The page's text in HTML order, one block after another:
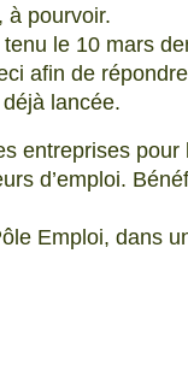
à pourvoir.
le 10 mars
afin de
lancée.
entreprises
d’emploi.
Emploi, dans